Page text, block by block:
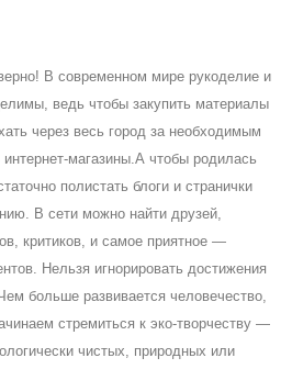
В современном мире рукоделие и
ведь чтобы закупить материалы
через весь город за необходимым
магазины.А чтобы родилась
полистать блоги и странички
В сети можно найти друзей,
критиков, и самое приятное —
Нельзя игнорировать достижения
больше развивается человечество,
стремиться к эко-творчеству —
чистых, природных или